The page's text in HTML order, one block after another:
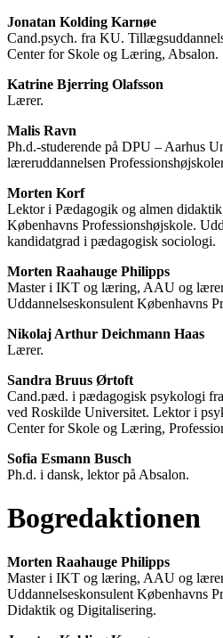
Jonatan Kolding Karnøe
Cand.psych. fra KU.
Center for Skole og Læring, Absalon.
Katrine Bjerring Olafsson
Lærer.
Malis Ravn
Ph.d.-studerende på DPU – Aarhus
læreruddannelsen
Morten Korf
Lektor i Pædagogik og almen
Københavns Professionshøjskole.
kandidatgrad i pædagogisk sociologi.
Morten Raahauge Philipps
Master i IKT og læring, AAU og
Uddannelseskonsulent Københavns
Nikolaj Arthur Deichmann Haas
Lærer.
Sandra Bruus Ørtoft
Cand.pæd. i pædagogisk psykologi
ved Roskilde Universitet. Lektor i
Center for Skole og Læring,
Sofia Esmann Busch
Ph.d. i dansk, lektor på Absalon.
Bogredaktionen
Morten Raahauge Philipps
Master i IKT og læring, AAU og
Uddannelseskonsulent Københavns
Didaktik og Digitalisering.